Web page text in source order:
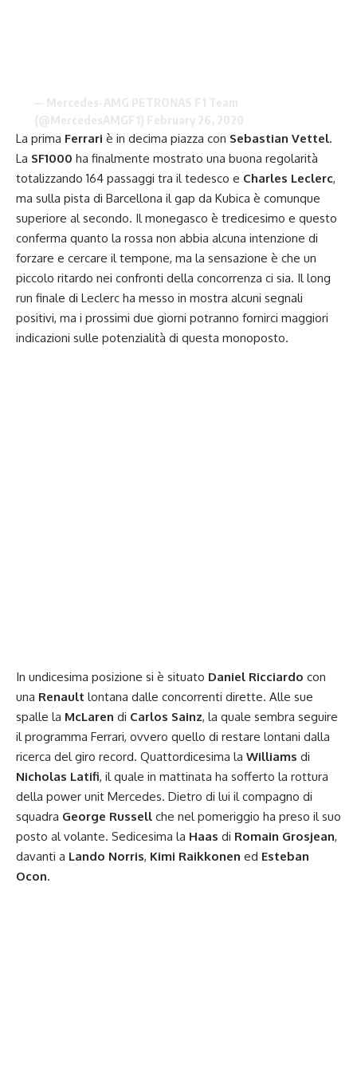
La prima Ferrari è in decima piazza con Sebastian Vettel.
La SF1000 ha finalmente mostrato una buona regolarità
totalizzando 164 passaggi tra il tedesco e Charles Leclerc,
ma sulla pista di Barcellona il gap da Kubica è comunque
superiore al secondo. Il monegasco è tredicesimo e questo
conferma quanto la rossa non abbia alcuna intenzione di
forzare e cercare il tempone, ma la sensazione è che un
piccolo ritardo nei confronti della concorrenza ci sia. Il long
run finale di Leclerc ha messo in mostra alcuni segnali
positivi, ma i prossimi due giorni potranno fornirci maggiori
indicazioni sulle potenzialità di questa monoposto.
In undicesima posizione si è situato Daniel Ricciardo con
una Renault lontana dalle concorrenti dirette. Alle sue
spalle la McLaren di Carlos Sainz, la quale sembra seguire
il programma Ferrari, ovvero quello di restare lontani dalla
ricerca del giro record. Quattordicesima la Williams di
Nicholas Latifi, il quale in mattinata ha sofferto la rottura
della power unit Mercedes. Dietro di lui il compagno di
squadra George Russell che nel pomeriggio ha preso il suo
posto al volante. Sedicesima la Haas di Romain Grosjean,
davanti a Lando Norris, Kimi Raikkonen ed Esteban
Ocon.